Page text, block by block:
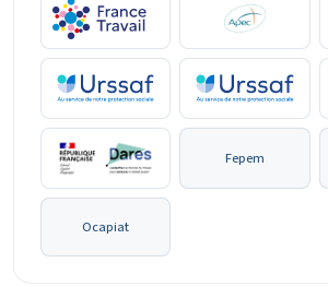
Fepem
Ocapiat